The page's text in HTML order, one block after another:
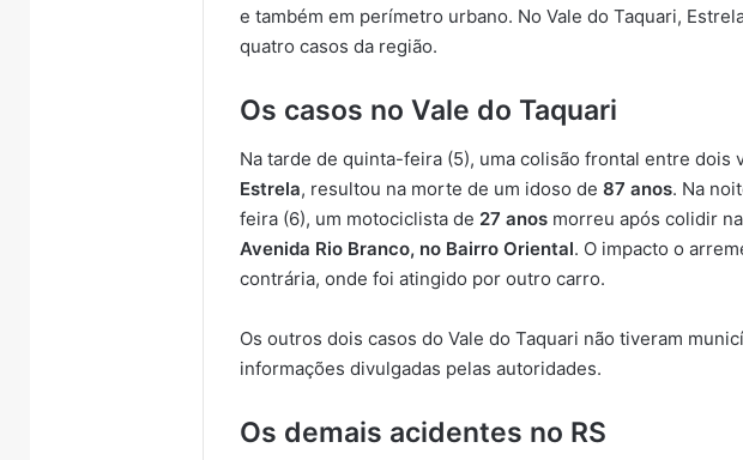
e também em perímetro urbano. No Vale do Taquari,
quatro casos da região.
Os casos no Vale do Taquari
Na tarde de quinta-feira (5), uma colisão frontal entre dois
Estrela, resultou na morte de um idoso de87 anos. Na
feira (6), um motociclista de 27 anos morreu após colidir
Avenida Rio Branco, no Bairro Oriental. O impacto o
contrária, onde foi atingido por outro carro.
Os outros dois casos do Vale do Taquari não tiveram
informações divulgadas pelas autoridades.
Os demais acidentes no RS